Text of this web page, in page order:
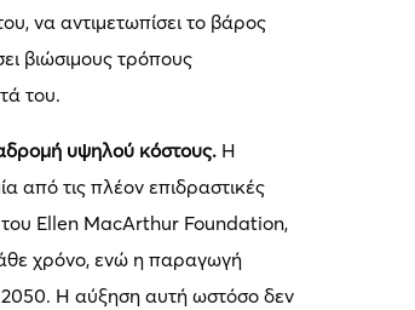
να αντιμετωπίσει το βάρος
βιώσιμους τρόπους
του.
υψηλού κόστους. Η
από τις πλέον επιδραστικές
του Ellen MacArthur Foundation,
χρόνο, ενώ η παραγωγή
2050. Η αύξηση αυτή ωστόσο δεν